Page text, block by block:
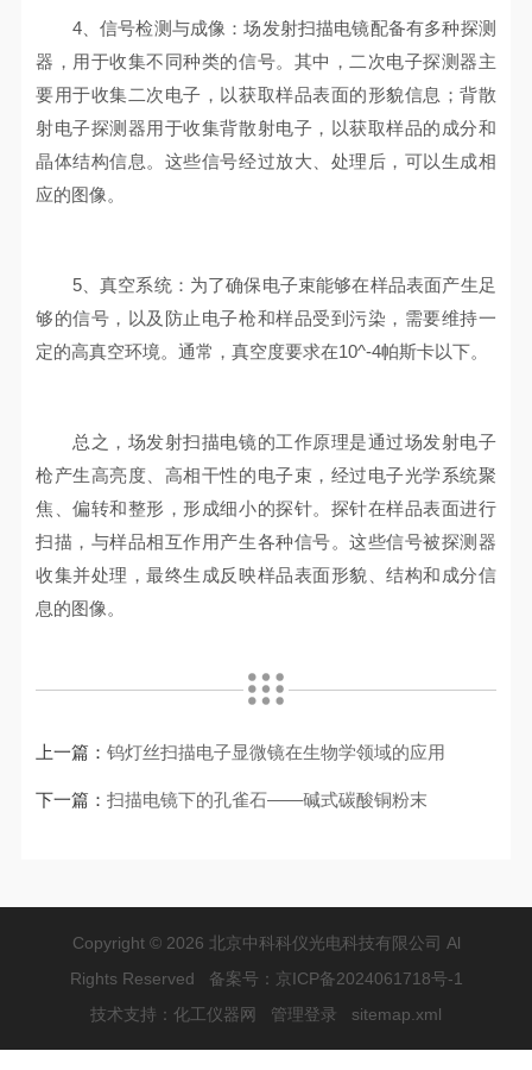
4、信号检测与成像：场发射扫描电镜配备有多种探测
器，用于收集不同种类的信号。其中，二次电子探测器主
要用于收集二次电子，以获取样品表面的形貌信息；背散
射电子探测器用于收集背散射电子，以获取样品的成分和
晶体结构信息。这些信号经过放大、处理后，可以生成相
应的图像。
5、真空系统：为了确保电子束能够在样品表面产生足
够的信号，以及防止电子枪和样品受到污染，需要维持一
定的高真空环境。通常，真空度要求在10^-4帕斯卡以下。
总之，场发射扫描电镜的工作原理是通过场发射电子
枪产生高亮度、高相干性的电子束，经过电子光学系统聚
焦、偏转和整形，形成细小的探针。探针在样品表面进行
扫描，与样品相互作用产生各种信号。这些信号被探测器
收集并处理，最终生成反映样品表面形貌、结构和成分信
息的图像。
上一篇：钨灯丝扫描电子显微镜在生物学领域的应用
下一篇：扫描电镜下的孔雀石——碱式碳酸铜粉末
Copyright © 2026 北京中科科仪光电科技有限公司 Al
Rights Reserved 备案号： 京ICP备2024061718号-1
技术支持： 化工仪器网 管理登录 sitemap.xml